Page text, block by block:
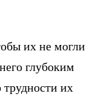
их не могли
глубоким
трудности их